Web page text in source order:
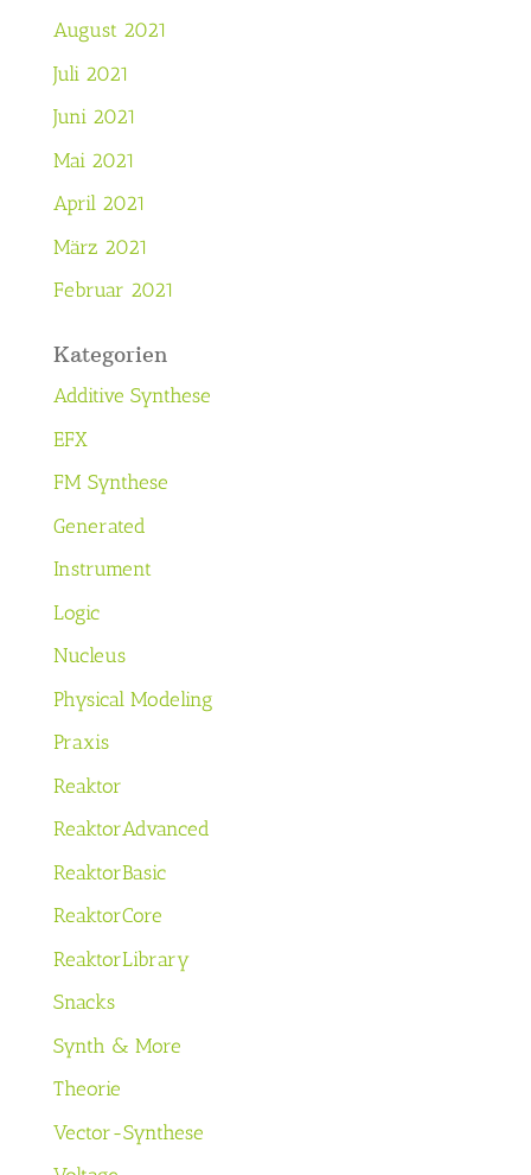
August 2021
Juli 2021
Juni 2021
Mai 2021
April 2021
März 2021
Februar 2021
Kategorien
Additive Synthese
EFX
FM Synthese
Generated
Instrument
Logic
Nucleus
Physical Modeling
Praxis
Reaktor
ReaktorAdvanced
ReaktorBasic
ReaktorCore
ReaktorLibrary
Snacks
Synth & More
Theorie
Vector-Synthese